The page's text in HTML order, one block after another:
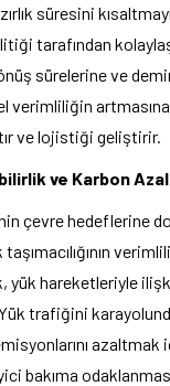
süresini
tarafından
sürelerine ve
verimliliğin
ve lojistiği geliştirir.
ve Karbon
çevre hedeflerine
yük hareketleriyle
trafiğini
bakıma